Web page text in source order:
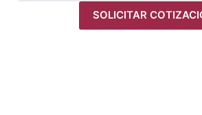
SOLICITAR